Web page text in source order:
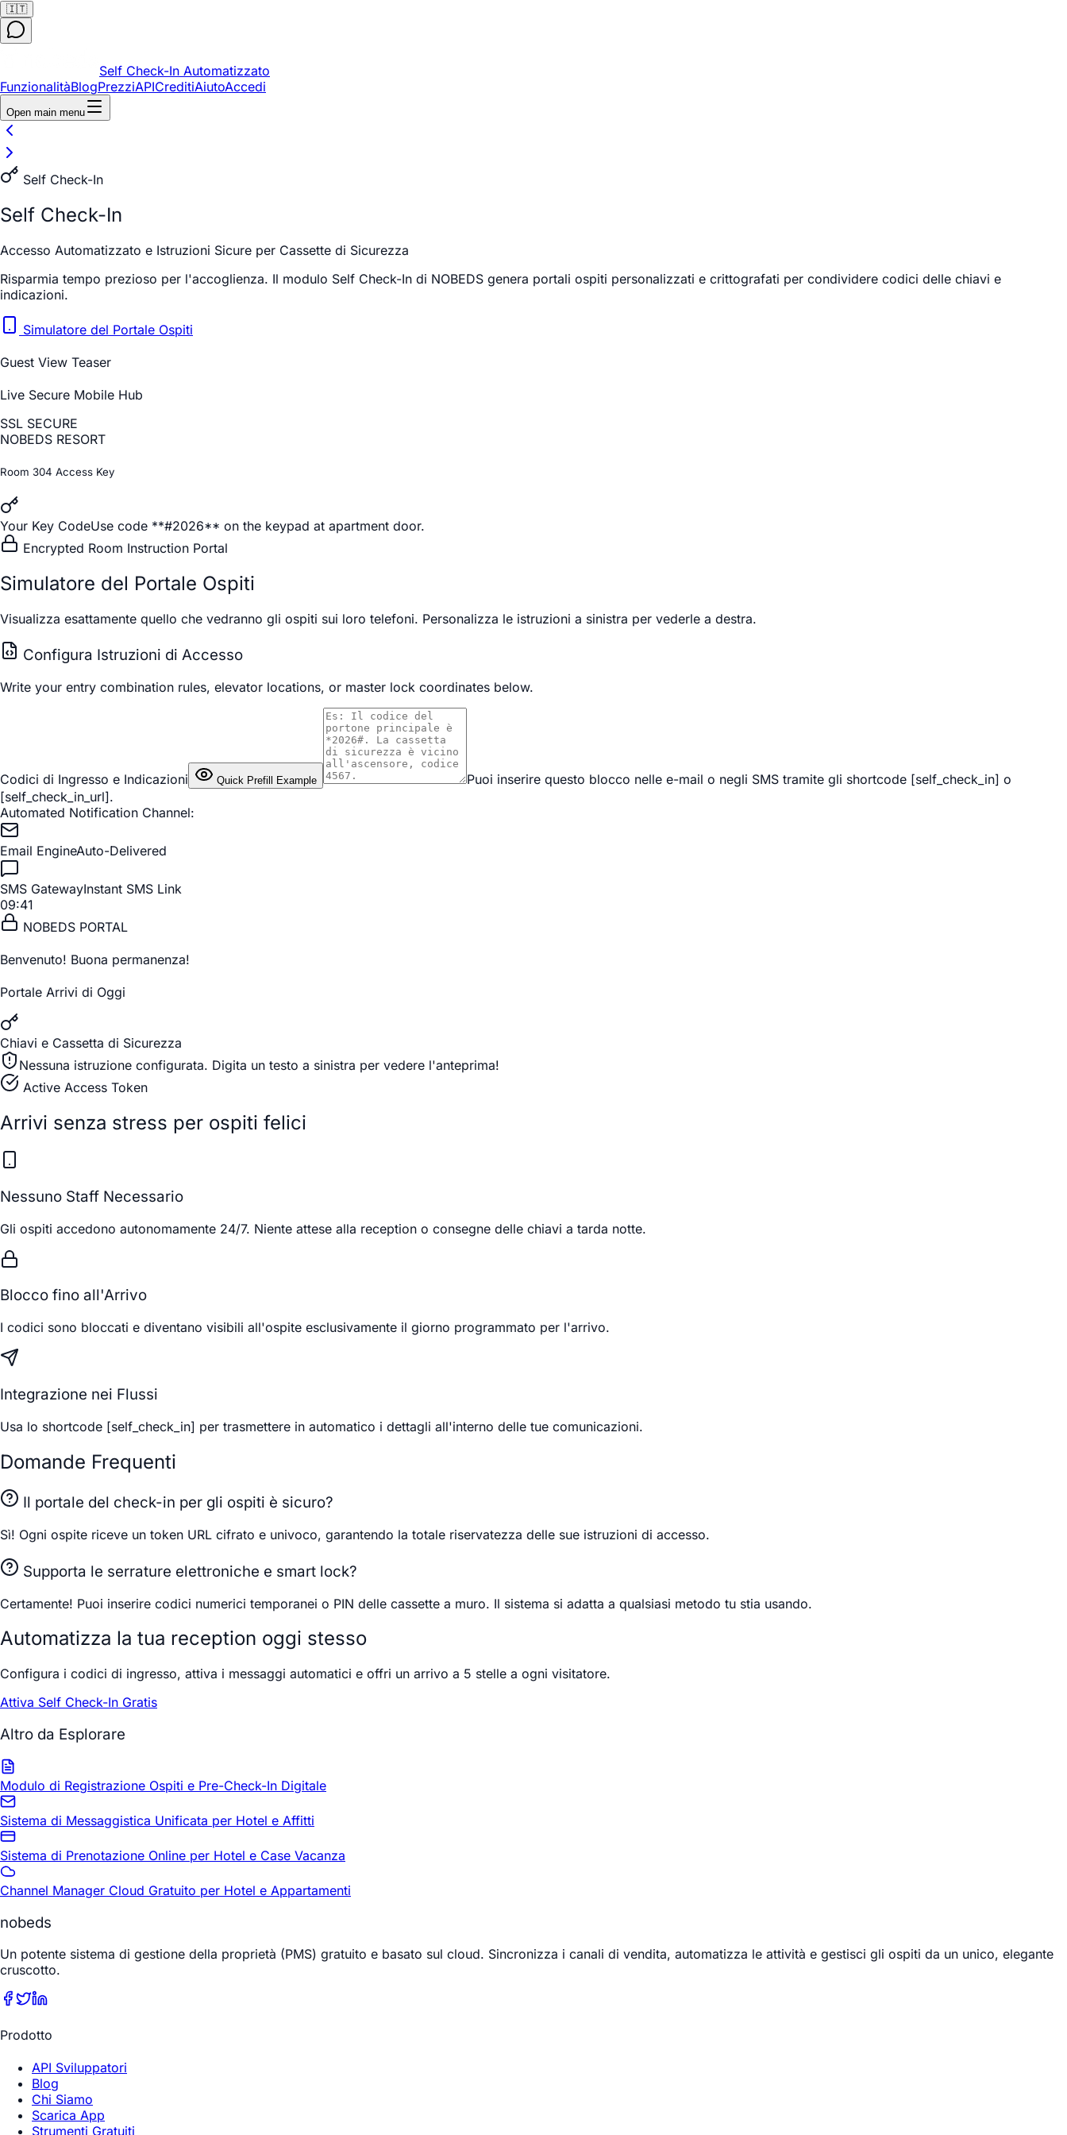
🇮🇹
Self Check-In Automatizzato
FunzionalitàBlogPrezziAPICreditiAiutoAccedi
Open main menu
Self Check-In
Self Check-In
Accesso Automatizzato e Istruzioni Sicure per Cassette di Sicurezza
Risparmia tempo prezioso per l'accoglienza. Il modulo Self Check-In di NOBEDS genera portali ospiti personalizzati e crittografati per condividere codici delle chiavi e
indicazioni.
Simulatore del Portale Ospiti
Guest View Teaser
Live Secure Mobile Hub
SSL SECURE
NOBEDS RESORT
Room 304 Access Key
Your Key CodeUse code **#2026** on the keypad at apartment door.
Encrypted Room Instruction Portal
Simulatore del Portale Ospiti
Visualizza esattamente quello che vedranno gli ospiti sui loro telefoni. Personalizza le istruzioni a sinistra per vederle a destra.
Configura Istruzioni di Accesso
Write your entry combination rules, elevator locations, or master lock coordinates below.
Codici di Ingresso e Indicazioni Quick Prefill Example
Puoi inserire questo blocco nelle e-mail o negli SMS tramite gli shortcode [self_check_in] o
[self_check_in_url].
Automated Notification Channel:
Email EngineAuto-Delivered
SMS GatewayInstant SMS Link
09:41
NOBEDS PORTAL
Benvenuto! Buona permanenza!
Portale Arrivi di Oggi
Chiavi e Cassetta di Sicurezza
Nessuna istruzione configurata. Digita un testo a sinistra per vedere l'anteprima!
Active Access Token
Arrivi senza stress per ospiti felici
Nessuno Staff Necessario
Gli ospiti accedono autonomamente 24/7. Niente attese alla reception o consegne delle chiavi a tarda notte.
Blocco fino all'Arrivo
I codici sono bloccati e diventano visibili all'ospite esclusivamente il giorno programmato per l'arrivo.
Integrazione nei Flussi
Usa lo shortcode [self_check_in] per trasmettere in automatico i dettagli all'interno delle tue comunicazioni.
Domande Frequenti
Il portale del check-in per gli ospiti è sicuro?
Sì! Ogni ospite riceve un token URL cifrato e univoco, garantendo la totale riservatezza delle sue istruzioni di accesso.
Supporta le serrature elettroniche e smart lock?
Certamente! Puoi inserire codici numerici temporanei o PIN delle cassette a muro. Il sistema si adatta a qualsiasi metodo tu stia usando.
Automatizza la tua reception oggi stesso
Configura i codici di ingresso, attiva i messaggi automatici e offri un arrivo a 5 stelle a ogni visitatore.
Attiva Self Check-In Gratis
Altro da Esplorare
Modulo di Registrazione Ospiti e Pre-Check-In Digitale
Sistema di Messaggistica Unificata per Hotel e Affitti
Sistema di Prenotazione Online per Hotel e Case Vacanza
Channel Manager Cloud Gratuito per Hotel e Appartamenti
nobeds
Un potente sistema di gestione della proprietà (PMS) gratuito e basato sul cloud. Sincronizza i canali di vendita, automatizza le attività e gestisci gli ospiti da un unico, elegante
cruscotto.
Prodotto
API Sviluppatori
Blog
Chi Siamo
Scarica App
Strumenti Gratuiti